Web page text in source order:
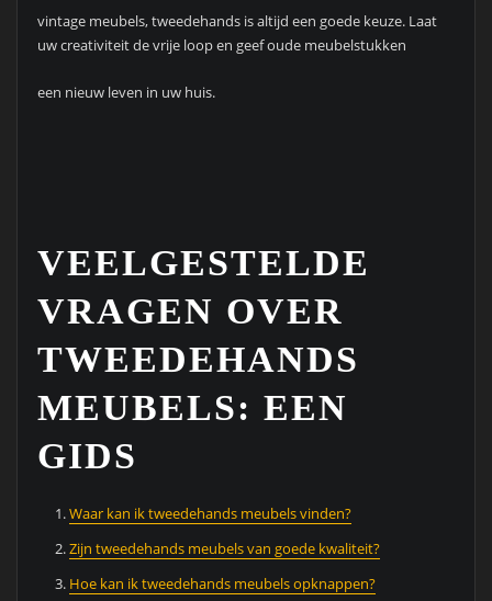
vintage meubels, tweedehands is altijd een goede keuze. Laat
uw creativiteit de vrije loop en geef oude meubelstukken
een nieuw leven in uw huis.
VEELGESTELDE
VRAGEN OVER
TWEEDEHANDS
MEUBELS: EEN
GIDS
Waar kan ik tweedehands meubels vinden?
Zijn tweedehands meubels van goede kwaliteit?
Hoe kan ik tweedehands meubels opknappen?